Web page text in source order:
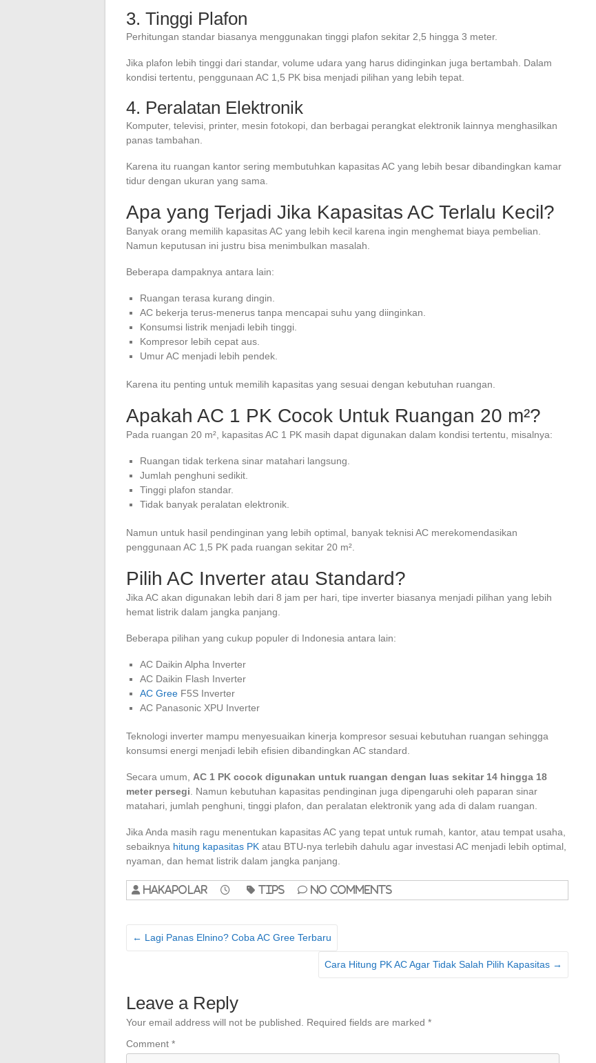
3. Tinggi Plafon
Perhitungan standar biasanya menggunakan tinggi plafon sekitar 2,5 hingga 3 meter.
Jika plafon lebih tinggi dari standar, volume udara yang harus didinginkan juga bertambah. Dalam
kondisi tertentu, penggunaan AC 1,5 PK bisa menjadi pilihan yang lebih tepat.
4. Peralatan Elektronik
Komputer, televisi, printer, mesin fotokopi, dan berbagai perangkat elektronik lainnya menghasilkan
panas tambahan.
Karena itu ruangan kantor sering membutuhkan kapasitas AC yang lebih besar dibandingkan kamar
tidur dengan ukuran yang sama.
Apa yang Terjadi Jika Kapasitas AC Terlalu Kecil?
Banyak orang memilih kapasitas AC yang lebih kecil karena ingin menghemat biaya pembelian.
Namun keputusan ini justru bisa menimbulkan masalah.
Beberapa dampaknya antara lain:
Ruangan terasa kurang dingin.
AC bekerja terus-menerus tanpa mencapai suhu yang diinginkan.
Konsumsi listrik menjadi lebih tinggi.
Kompresor lebih cepat aus.
Umur AC menjadi lebih pendek.
Karena itu penting untuk memilih kapasitas yang sesuai dengan kebutuhan ruangan.
Apakah AC 1 PK Cocok Untuk Ruangan 20 m²?
Pada ruangan 20 m², kapasitas AC 1 PK masih dapat digunakan dalam kondisi tertentu, misalnya:
Ruangan tidak terkena sinar matahari langsung.
Jumlah penghuni sedikit.
Tinggi plafon standar.
Tidak banyak peralatan elektronik.
Namun untuk hasil pendinginan yang lebih optimal, banyak teknisi AC merekomendasikan
penggunaan AC 1,5 PK pada ruangan sekitar 20 m².
Pilih AC Inverter atau Standard?
Jika AC akan digunakan lebih dari 8 jam per hari, tipe inverter biasanya menjadi pilihan yang lebih
hemat listrik dalam jangka panjang.
Beberapa pilihan yang cukup populer di Indonesia antara lain:
AC Daikin Alpha Inverter
AC Daikin Flash Inverter
AC Gree F5S Inverter
AC Panasonic XPU Inverter
Teknologi inverter mampu menyesuaikan kinerja kompresor sesuai kebutuhan ruangan sehingga
konsumsi energi menjadi lebih efisien dibandingkan AC standard.
Secara umum, AC 1 PK cocok digunakan untuk ruangan dengan luas sekitar 14 hingga 18
meter persegi . Namun kebutuhan kapasitas pendinginan juga dipengaruhi oleh paparan sinar
matahari, jumlah penghuni, tinggi plafon, dan peralatan elektronik yang ada di dalam ruangan.
Jika Anda masih ragu menentukan kapasitas AC yang tepat untuk rumah, kantor, atau tempat usaha,
sebaiknya hitung kapasitas PK atau BTU-nya terlebih dahulu agar investasi AC menjadi lebih optimal,
nyaman, dan hemat listrik dalam jangka panjang.
hakapolar Tips No Comments
← Lagi Panas Elnino? Coba AC Gree Terbaru
Cara Hitung PK AC Agar Tidak Salah Pilih Kapasitas →
Leave a Reply
Your email address will not be published. Required fields are marked *
Comment *